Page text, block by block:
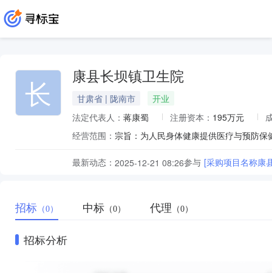
长 康县长坝镇卫生院
甘肃省 | 陇南市
开业
法定代表人： 蒋康蜀 注册资本： 195万元
经营范围：
最新动态： 2025-12-21 08:26参与 [采购项目名称康
招标 （0） 中标 （0） 代理 （0）
招标分析